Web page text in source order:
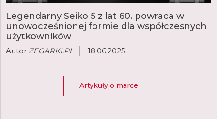
Legendarny Seiko 5 z lat 60. powraca w
unowocześnionej formie dla współczesnych
użytkowników
Autor ZEGARKI.PL 18.06.2025
Artykuły o marce